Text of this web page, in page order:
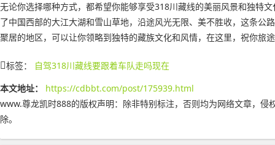
无论你选择哪种方式，都希望你能够享受318川藏线的美丽风景和独特
了中国西部的大江大湖和雪山草地，沿途风光无限、美不胜收，这条公
聚居的地区，可以让你领略到独特的藏族文化和风情，在这里，祝你旅
标签：
自驾318川藏线要跟着车队走吗现在
本文地址：
https://cdbbt.com/post/175939.html
www.尊龙凯时888的版权声明： 除非特别标注，否则均为网络文章，侵
除。